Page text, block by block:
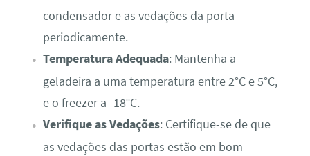
condensador e as vedações da porta
periodicamente.
Temperatura Adequada: Mantenha a
geladeira a uma temperatura entre 2°C e 5°C,
e o freezer a -18°C.
Verifique as Vedações: Certifique-se de que
as vedações das portas estão em bom